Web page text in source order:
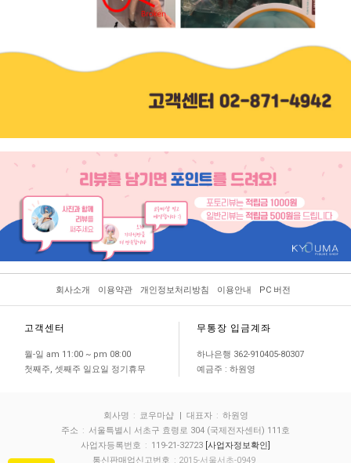
회사소개 이용약관 개인정보처리방침 이용안내 PC 버전
고객센터
월-일 am 11:00 ~ pm 08:00
첫째주, 셋째주 일요일 정기휴무
무통장 입금계좌
하나은행 362-910405-80307
예금주 : 하원영
회사명 : 쿄우마샵 | 대표자 : 하원영
주소 : 서울특별시 서초구 효령로 304 (국제전자센터) 111호
사업자등록번호 : 119-21-32723 [사업자정보확인]
통신판매업신고번호 : 2015-서울서초-0949